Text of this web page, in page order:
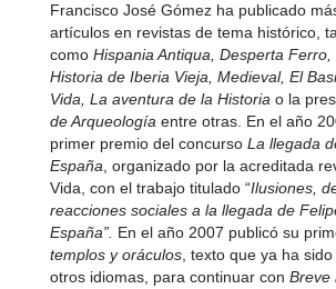
Francisco José Gómez ha publicado
artículos en revistas de tema histórico,
como Hispania Antiqua, Desperta Ferro,
Historia de Iberia Vieja, Medieval, El
Vida, La aventura de la Historia o la
de Arqueología entre otras. En el año
primer premio del concurso La llegada
España , organizado por la acreditada
Vida, con el trabajo titulado “Ilusiones,
reacciones sociales a la llegada de
España”. En el año 2007 publicó su
templos y oráculos, texto que ya ha
otros idiomas, para continuar con Breve